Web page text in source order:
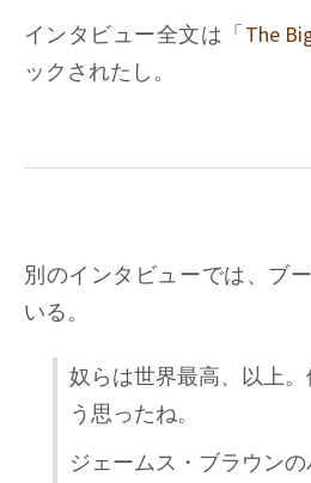
インタビュー全文は「The
ックされたし。
別のインタビューでは、ブ
いる。
奴らは世界最高、以上
う思ったね。
ジェームス・ブラウン